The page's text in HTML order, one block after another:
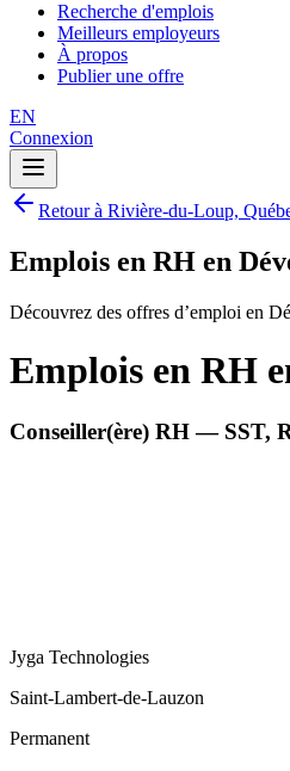
Recherche d'emplois
Meilleurs employeurs
À propos
Publier une offre
EN
Connexion
Retour à Rivière-du-Loup,
Emplois en RH en
Découvrez des offres d’emploi en
Emplois en RH
Conseiller(ère) RH — SST,
Jyga Technologies
Saint-Lambert-de-Lauzon
Permanent